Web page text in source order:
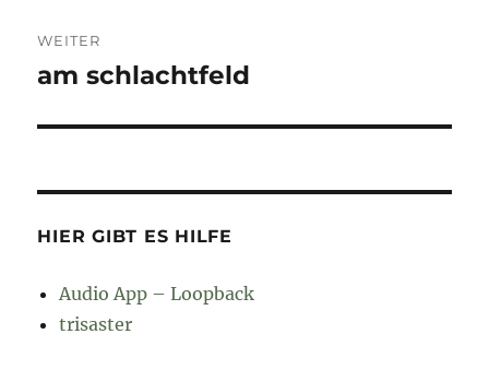
WEITER
Nächster
am schlachtfeld
HIER GIBT ES HILFE
Audio App – Loopback
trisaster